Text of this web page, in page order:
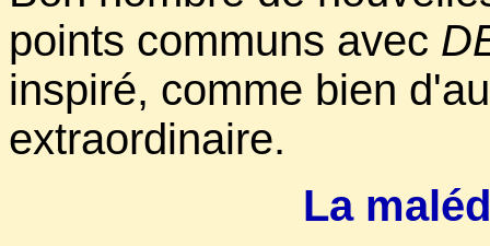
points communs avec
inspiré, comme bien
extraordinaire.
La